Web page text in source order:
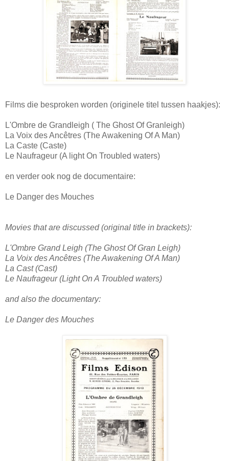
Films die besproken worden (originele titel tussen haakjes):
L'Ombre de Grandleigh ( The Ghost Of Granleigh)
La Voix des Ancêtres (The Awakening Of A Man)
La Caste (Caste)
Le Naufrageur (A light On Troubled waters)
en verder ook nog de documentaire:
Le Danger des Mouches
Movies that are discussed (original title in brackets):
L'Ombre Grand Leigh (The Ghost Of Gran Leigh)
La Voix des Ancêtres (The Awakening Of A Man)
La Cast (Cast)
Le Naufrageur (Light On A Troubled waters)
and also the documentary:
Le Danger des Mouches